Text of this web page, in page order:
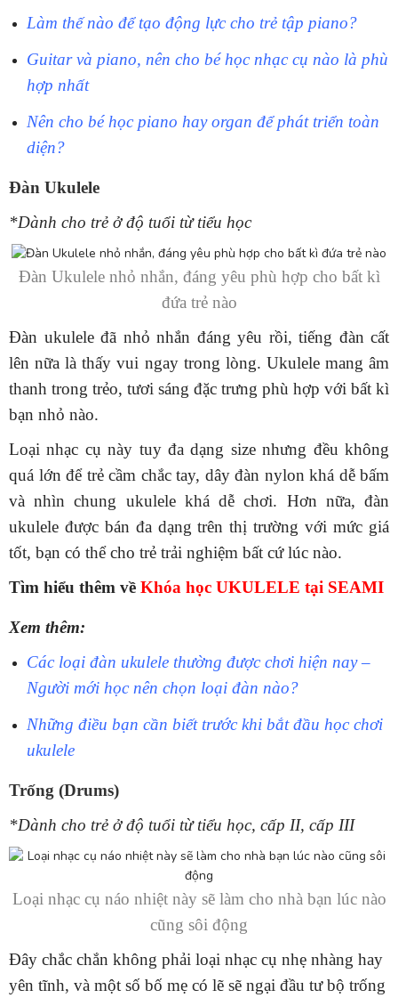
Làm thế nào để tạo động lực cho trẻ tập piano?
Guitar và piano, nên cho bé học nhạc cụ nào là phù
hợp nhất
Nên cho bé học piano hay organ để phát triển toàn
diện?
Đàn Ukulele
*Dành cho trẻ ở độ tuổi từ tiểu học
Đàn Ukulele nhỏ nhắn, đáng yêu phù hợp cho bất kì
đứa trẻ nào
Đàn ukulele đã nhỏ nhắn đáng yêu rồi, tiếng đàn cất
lên nữa là thấy vui ngay trong lòng. Ukulele mang âm
thanh trong trẻo, tươi sáng đặc trưng phù hợp với bất kì
bạn nhỏ nào.
Loại nhạc cụ này tuy đa dạng size nhưng đều không
quá lớn để trẻ cầm chắc tay, dây đàn nylon khá dễ bấm
và nhìn chung ukulele khá dễ chơi. Hơn nữa, đàn
ukulele được bán đa dạng trên thị trường với mức giá
tốt, bạn có thể cho trẻ trải nghiệm bất cứ lúc nào.
Tìm hiểu thêm về Khóa học UKULELE tại SEAMI
Xem thêm:
Các loại đàn ukulele thường được chơi hiện nay –
Người mới học nên chọn loại đàn nào?
Những điều bạn cần biết trước khi bắt đầu học chơi
ukulele
Trống (Drums)
*Dành cho trẻ ở độ tuổi từ tiểu học, cấp II, cấp III
Loại nhạc cụ náo nhiệt này sẽ làm cho nhà bạn lúc nào
cũng sôi động
Đây chắc chắn không phải loại nhạc cụ nhẹ nhàng hay
yên tĩnh, và một số bố mẹ có lẽ sẽ ngại đầu tư bộ trống